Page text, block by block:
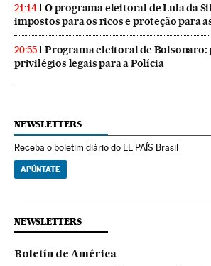
21:14
O programa eleitoral de Lula da
impostos para os ricos e proteção para
20:55
Programa eleitoral de Bolsonaro:
privilégios legais para a Polícia
NEWSLETTERS
Receba o boletim diário do EL PAÍS Brasil
APÚNTATE
NEWSLETTERS
Boletín de América